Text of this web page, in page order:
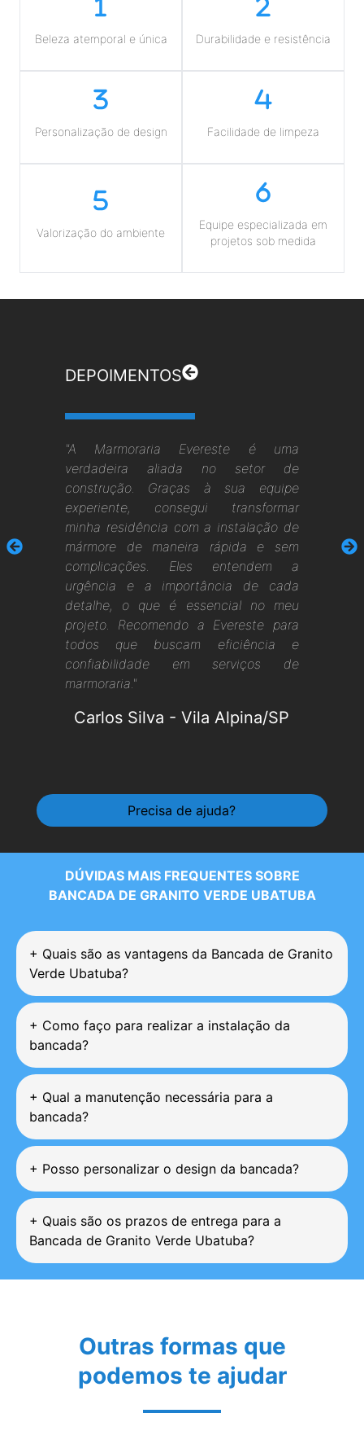
Beleza atemporal e única Durabilidade e resistência
Personalização de design Facilidade de limpeza
Valorização do ambiente
Equipe especializada em
projetos sob medida
DEPOIMENTOS
"A Marmoraria Evereste é uma
verdadeira aliada no setor de
construção. Graças à sua equipe
experiente, consegui transformar
minha residência com a instalação de
mármore de maneira rápida e sem
complicações. Eles entendem a
urgência e a importância de cada
detalhe, o que é essencial no meu
projeto. Recomendo a Evereste para
todos que buscam eficiência e
confiabilidade em serviços de
marmoraria."
Carlos Silva -Vila Alpina/SP
Precisa de ajuda?
DÚVIDAS MAIS FREQUENTES SOBRE
BANCADA DE GRANITO VERDE UBATUBA
+ Quais são as vantagens da Bancada de Granito
Verde Ubatuba?
+ Como faço para realizar a instalação da
bancada?
+ Qual a manutenção necessária para a
bancada?
+ Posso personalizar o design da bancada?
+ Quais são os prazos de entrega para a
Bancada de Granito Verde Ubatuba?
Outras formas que
podemos te ajudar